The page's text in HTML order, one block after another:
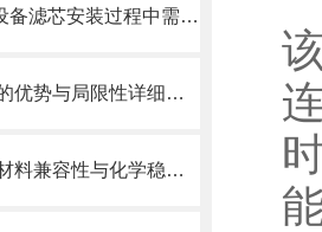
MOCVD半导体设备滤芯安装过程中需要注意的几个关键步骤
天然气脱水滤芯的优势与局限性详细分析
天然气脱水滤芯材料兼容性与化学稳定性